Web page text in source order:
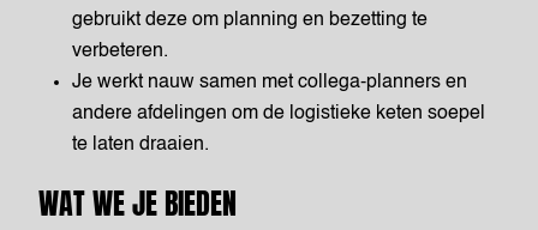
gebruikt deze om planning en bezetting te
verbeteren.
Je werkt nauw samen met collega-planners en
andere afdelingen om de logistieke keten soepel
te laten draaien.
WAT WE JE BIEDEN